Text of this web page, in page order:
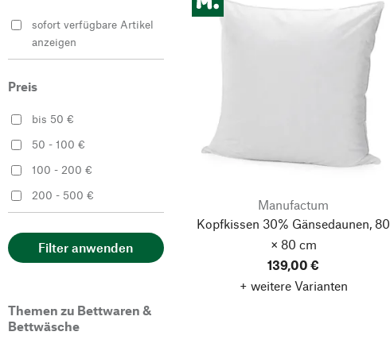
sofort verfügbare Artikel
anzeigen
Preis
bis 50 €
50 - 100 €
100 - 200 €
200 - 500 €
Filter anwenden
Themen zu Bettwaren &
Bettwäsche
Manufactum
Kopfkissen 30% Gänsedaunen, 80
× 80 cm
139,00 €
+ weitere Varianten